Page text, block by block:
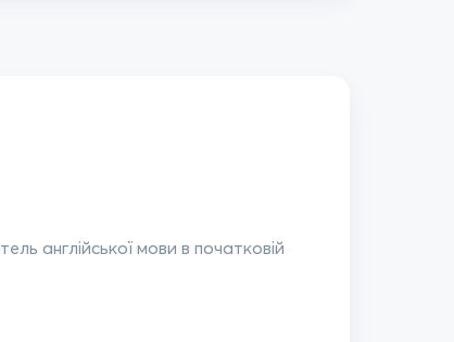
англійської мови в початковій